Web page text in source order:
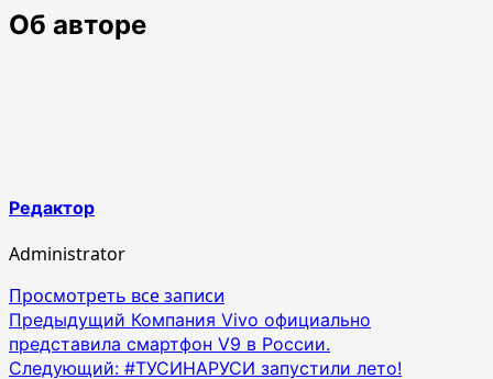
Об авторе
Редактор
Administrator
Просмотреть все записи
Навигация
по
Предыдущий Компания Vivo официально
представила смартфон V9 в России.
Следующий: #ТУСИНАРУСИ запустили лето!